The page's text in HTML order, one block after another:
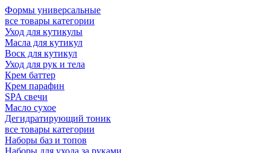
Формы универсальные
все товары категории
Уход для кутикулы
Масла для кутикул
Воск для кутикул
Уход для рук и тела
Крем баттер
Крем парафин
SPA свечи
Масло сухое
Дегидратирующий тоник
все товары категории
Наборы баз и топов
Наборы для ухода за руками